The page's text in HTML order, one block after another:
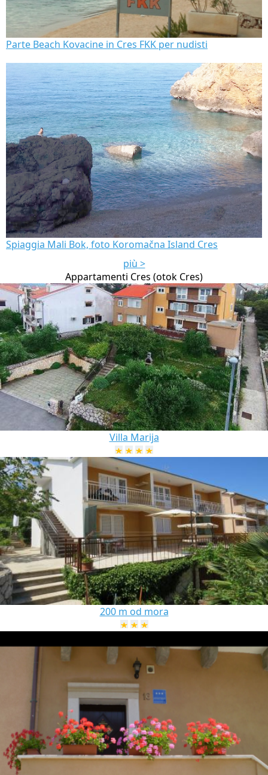
Parte Beach Kovacine in Cres FKK per nudisti
Spiaggia Mali Bok, foto Koromačna Island Cres
più >
Appartamenti Cres (otok Cres)
Villa Marija
200 m od mora